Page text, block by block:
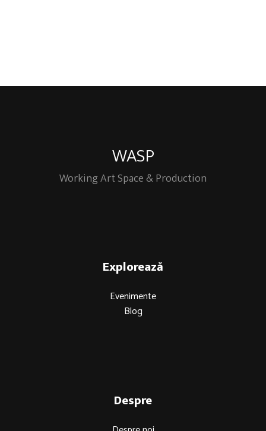
WASP
Working Art Space & Production
Explorează
Evenimente
Blog
Despre